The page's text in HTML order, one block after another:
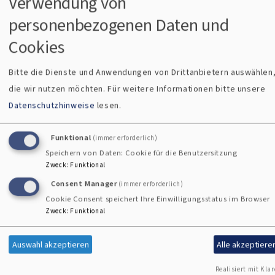
Fehler, wie sich in der 25. Schwangerschaftswoche
herausstellt. Die brutale Prophezeiung der Ärzte, das
vollkommen gesund geglaubte Kind sei nicht lebensfähig,
Gleichzeitig wird eine schier unmenschliche Entscheidung
von der Schwangeren gefordert: untätig abwarten, bis das
Schlimmste eintritt - oder dem Schicksal vorgreifen und ihr
ungeborenes Baby erlösen. "Am Ende aller guten Hoffnung"
ist der ehrliche Erfahrungsbericht einer jungen Mutter zum
Thema Schwangerschaftsabbruch.
ISBN: 978-3-902943-61-3
personenbezogenen Daten und
Cookies
Bitte die Dienste und Anwendungen von Drittanbietern
die wir nutzen möchten.Für weitere Informationen bitte unsere
Datenschutzhinweise lesen.
Funktional (immer erforderlich)
Speichern von Daten: Cookie für die Benutzersitzung
Zweck: Funktional
Consent Manager (immer erforderlich)
Cookie Consent speichert Ihre Einwilligungsstatus im Browser
Zweck: Funktional
Auswahl akzeptieren Alle
Realisiert mit